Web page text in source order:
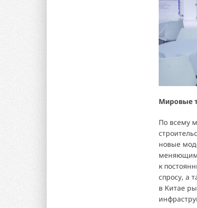
Мировые
По всему
новые
к
спросу, а
в Китае